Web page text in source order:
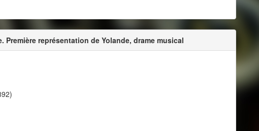
Première représentation de Yolande, drame musical